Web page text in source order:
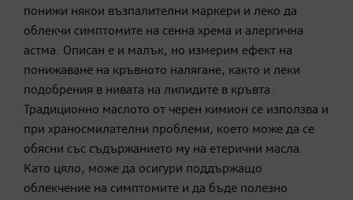
понижи някои възпалителни маркери и леко да
облекчи симптомите на сенна хрема и алергична
астма. Описан е и малък, но измерим ефект на
понижаване на кръвното налягане, както и леки
подобрения в нивата на липидите в кръвта.
Традиционно маслото от черен кимион се използва и
при храносмилателни проблеми, което може да се
обясни със съдържанието му на етерични масла.
Като цяло, може да осигури поддържащо
облекчение на симптомите и да бъде полезно